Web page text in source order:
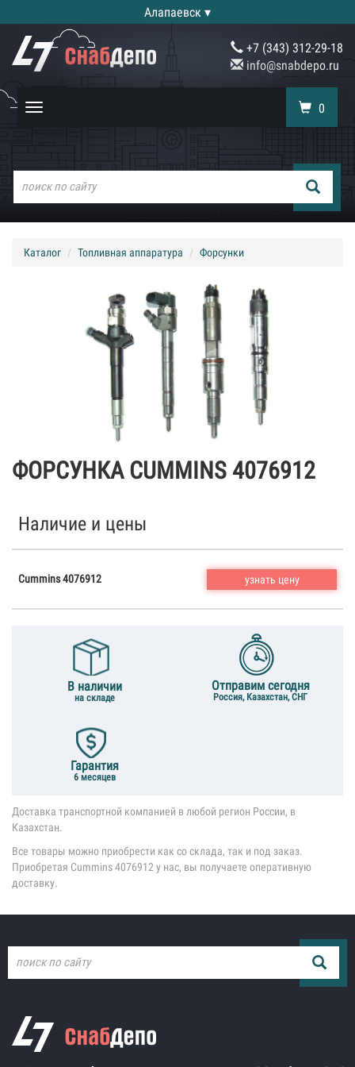
Алапаевск ▾
+7 (343) 312-29-18
info@snabdepo.ru
Toggle
0
Каталог Топливная аппаратура Форсунки
ФОРСУНКА CUMMINS 4076912
Наличие и цены
Cummins 4076912 узнать цену
В наличии
на складе
Отправим сегодня
Россия, Казахстан, СНГ
Гарантия
6 месяцев
Доставка транспортной компанией в любой регион России, в
Казахстан.
Все товары можно приобрести как со склада, так и под заказ.
Приобретая Cummins 4076912 у нас, вы получаете оперативную
доставку.